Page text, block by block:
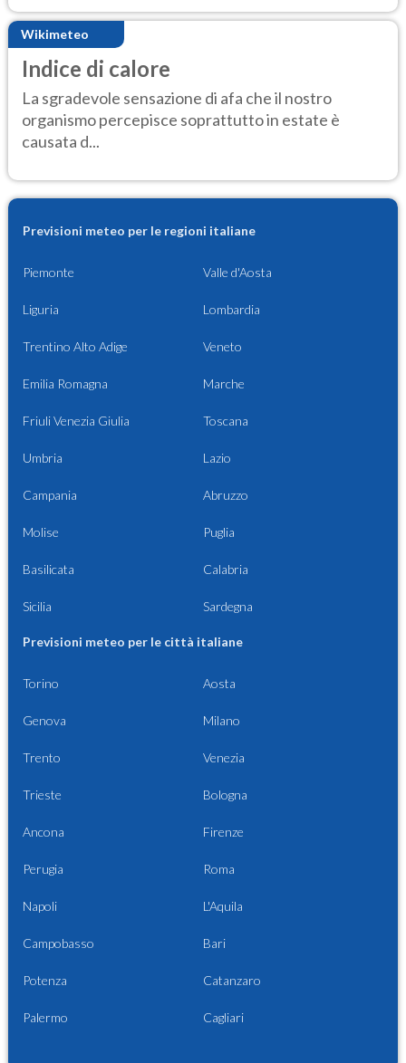
Wikimeteo
Indice di calore
La sgradevole sensazione di afa che il nostro
organismo percepisce soprattutto in estate è
causata d...
Previsioni meteo per le regioni italiane
Piemonte Valle d'Aosta
Liguria Lombardia
Trentino Alto Adige Veneto
Emilia Romagna Marche
Friuli Venezia Giulia Toscana
Umbria Lazio
Campania Abruzzo
Molise Puglia
Basilicata Calabria
Sicilia Sardegna
Previsioni meteo per le città italiane
Torino Aosta
Genova Milano
Trento Venezia
Trieste Bologna
Ancona Firenze
Perugia Roma
Napoli L'Aquila
Campobasso Bari
Potenza Catanzaro
Palermo Cagliari